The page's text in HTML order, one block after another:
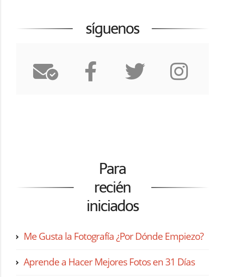
síguenos
Para
recién
iniciados
Me Gusta la Fotografía ¿Por Dónde Empiezo?
Aprende a Hacer Mejores Fotos en 31 Días